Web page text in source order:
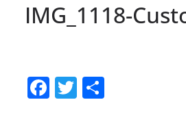
IMG_1118-
F T